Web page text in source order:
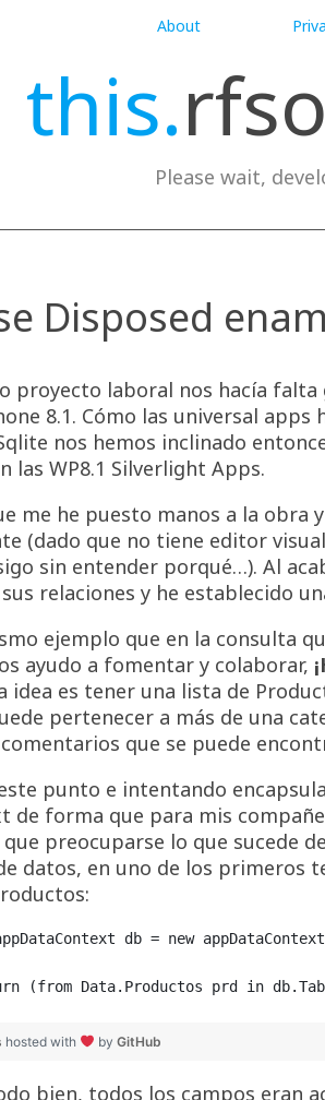
About
this.
Please wait,
Disposed
proyecto laboral nos hacía falta
8.1. Cómo las universal
nos hemos inclinado
las WP8.1 Silverlight Apps.
me he puesto manos a la obra
(dado que no tiene editor
sin entender porqué…). Al
relaciones y he establecido
ejemplo que en la consulta
ayudo a fomentar y colaborar,
idea es tener una lista de
pertenecer a más de una
comentarios que se puede
punto e intentando
de forma que para mis
preocuparse lo que sucede
datos, en uno de los primeros
db = new
(from Data.Productos prd in
hosted with by GitHub
bien, todos los campos eran